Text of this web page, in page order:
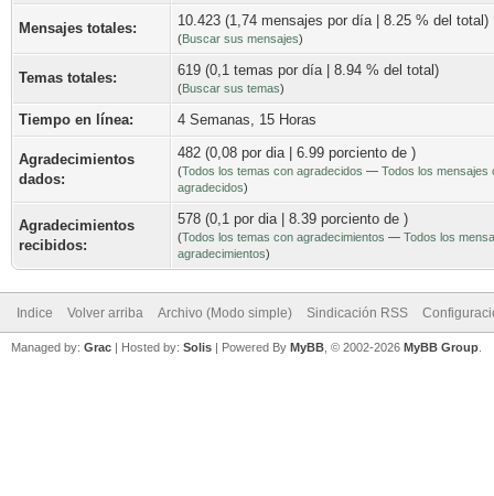
Mensajes totales: 10.423 (1,74 mensajes por día | 8.25 % del total)
(Buscar sus mensajes)
Temas totales: 619 (0,1 temas por día | 8.94 % del total)
(Buscar sus temas)
Tiempo en línea: 4 Semanas, 15 Horas
Agradecimientos
dados:
482 (0,08 por dia | 6.99 porciento de )
(Todos los temas con agradecidos — Todos los mensajes
agradecidos)
Agradecimientos
recibidos:
578 (0,1 por dia | 8.39 porciento de )
(Todos los temas con agradecimientos — Todos los
agradecimientos)
Indice Volver arriba Archivo (Modo simple) Sindicación RSS
Managed by: Grac | Hosted by: Solis | Powered By MyBB , © 2002-2026 MyBB Group